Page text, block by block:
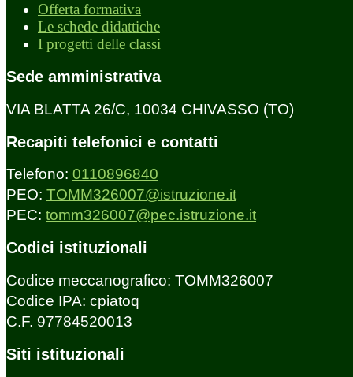
Offerta formativa
Le schede didattiche
I progetti delle classi
Sede amministrativa
VIA BLATTA 26/C, 10034 CHIVASSO (TO)
Recapiti telefonici e contatti
Telefono: 0110896840
PEO: TOMM326007@istruzione.it
PEC: tomm326007@pec.istruzione.it
Codici istituzionali
Codice meccanografico: TOMM326007
Codice IPA: cpiatoq
C.F. 97784520013
Siti istituzionali